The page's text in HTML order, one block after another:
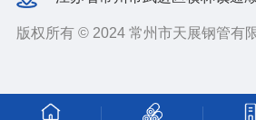
版权所有 © 2024 常州市天展钢管有